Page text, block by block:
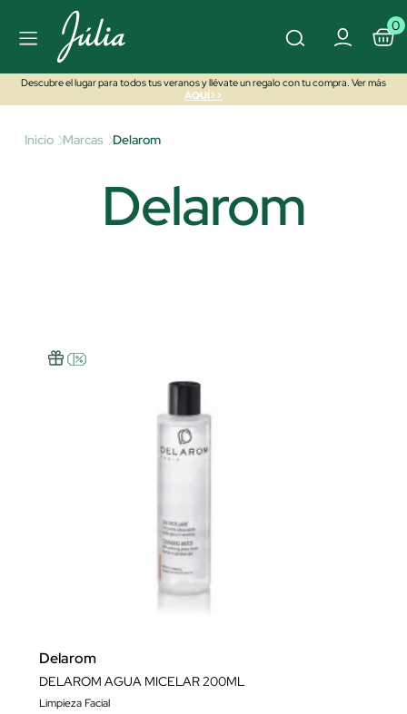
0
Descubre el lugar para todos tus veranos y llévate un regalo con tu compra. Ver más
AQUÍ>>
Inicio Marcas Delarom
Delarom
Delarom
DELAROM AGUA MICELAR 200ML
Limpieza Facial